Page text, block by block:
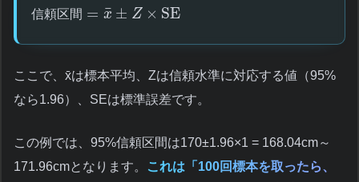
信頼区間 = x
¯ ± Z × SE
ここで、x̄は標本平均、Zは信頼水準に対応する値（95%
なら1.96）、SEは標準誤差です。
この例では、95%信頼区間は170±1.96×1 = 168.04cm～
171.96cmとなります。
これは「100回標本を取ったら、